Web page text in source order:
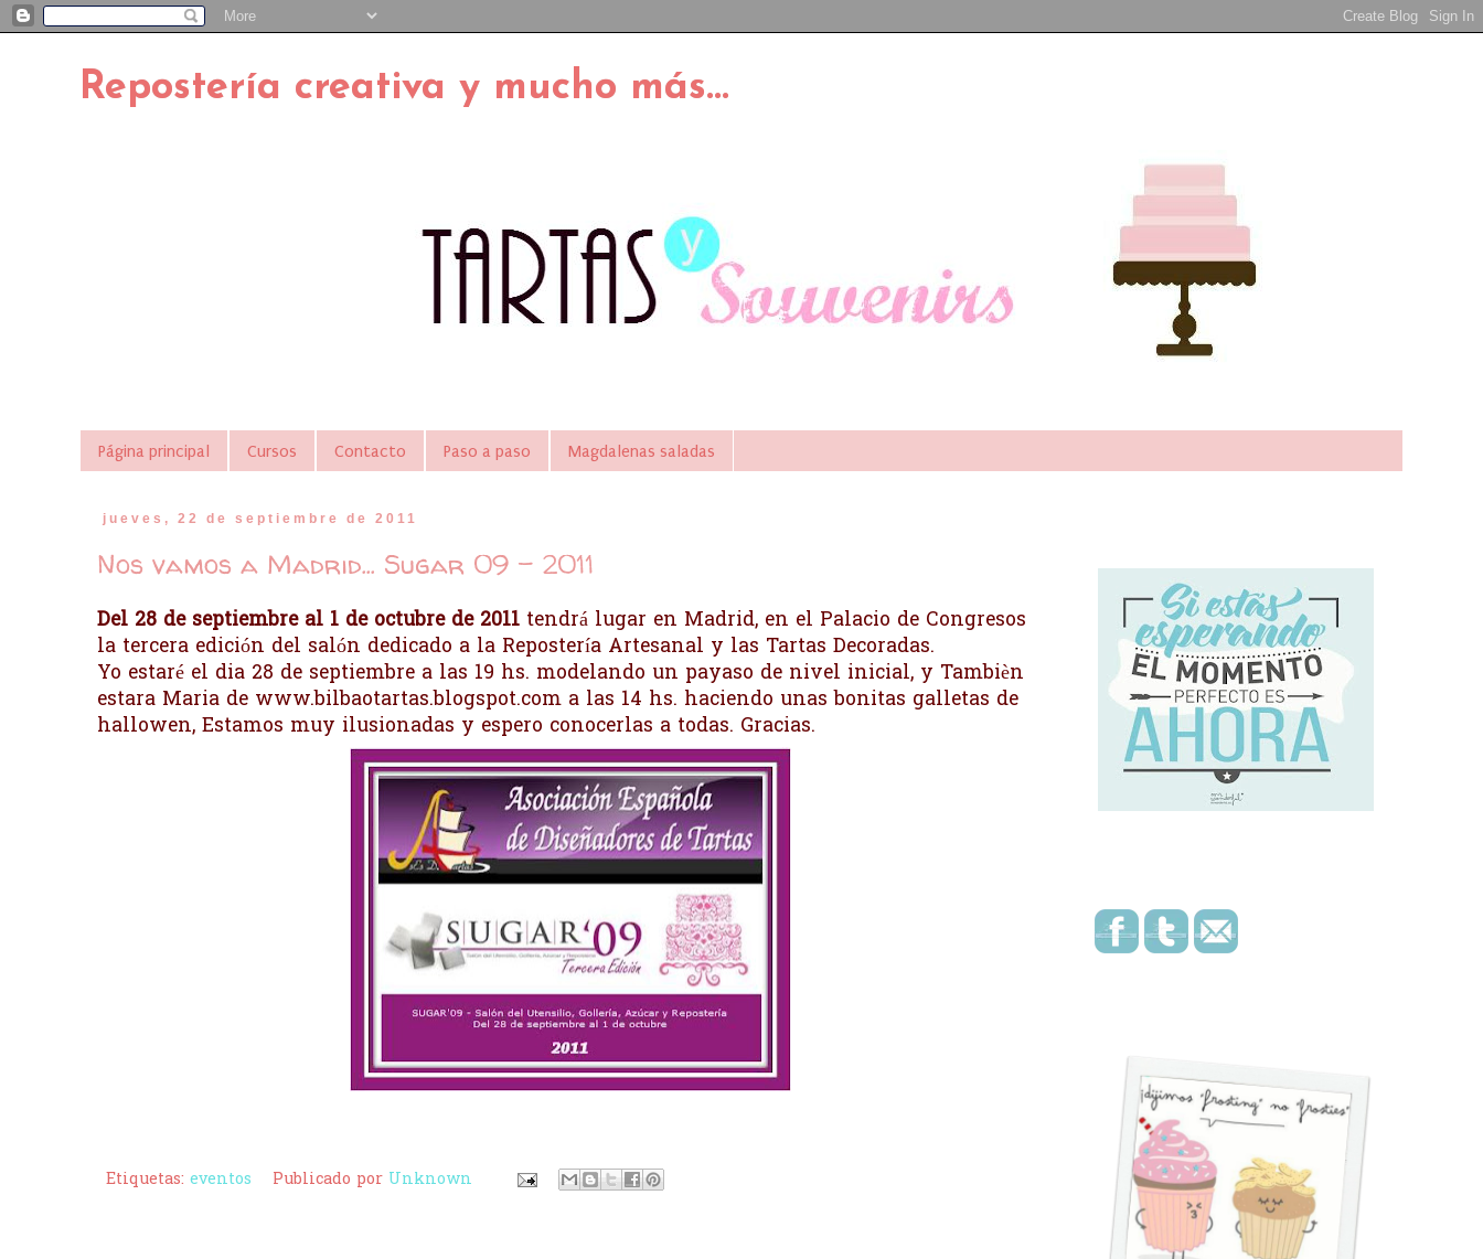
Repostería creativa y mucho más...
Página principal Cursos Contacto Paso a paso Magdalenas saladas
jueves, 22 de septiembre de 2011
Nos vamos a Madrid... Sugar 09 - 2011
Del 28 de septiembre al 1 de octubre de 2011 tendrá lugar en Madrid, en el Palacio de Congresos
la tercera edición del salón dedicado a la Repostería Artesanal y las Tartas Decoradas.
Yo estaré el dia 28 de septiembre a las 19 hs. modelando un payaso de nivel inicial, y Tambièn
estara Maria de www.bilbaotartas.blogspot.com a las 14 hs. haciendo unas bonitas galletas de
hallowen, Estamos muy ilusionadas y espero conocerlas a todas. Gracias.
Etiquetas: eventos Publicado por Unknown